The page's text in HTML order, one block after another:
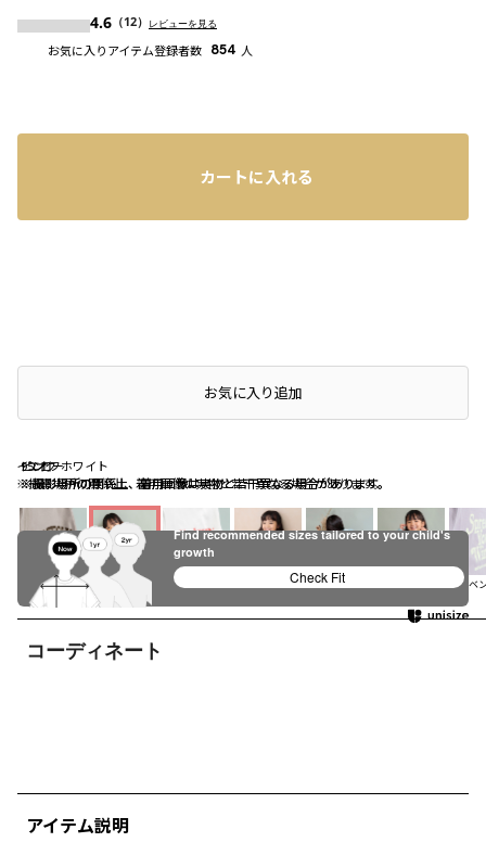
イエロー
※撮影場所の関係上、着用画像は実物と若干異なる場合があります。
95:オフホワイト
※撮影場所の関係上、着用画像は実物と若干異なる場合があります。
ピンク
※撮影場所の関係上、着用画像は実物と若干異なる場合があります。
ブラウン
95:オフホワイ
94:ライトグリ
ラベ
コーディネート
4.6 （12） レビューを見る
お気に入りアイテム登録者数 854 人
カートに入れる
お気に入り追加
アイテム説明
Find recommended sizes tailored to your child's
growth
Check Fit